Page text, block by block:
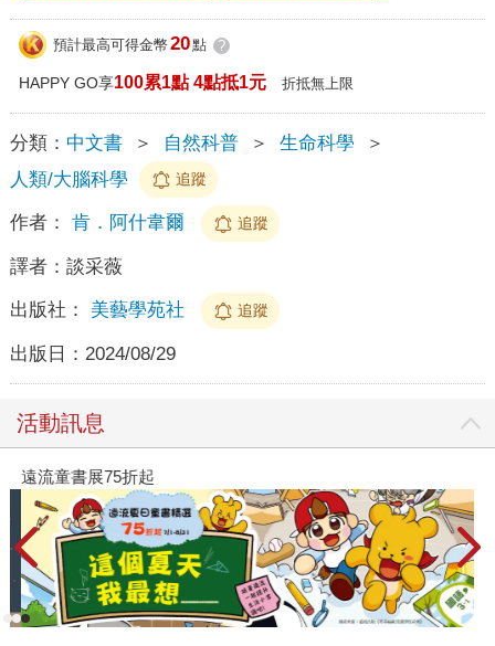
預計最高可得金幣 20點 ?
HAPPY GO享100累1點 4點抵1元 折抵無上限
分類： 中文書 ＞ 自然科普 ＞ 生命科學
＞
人類/大腦科學
追蹤
作者： 肯．阿什韋爾 追蹤
譯者： 談采薇
出版社： 美藝學苑社 追蹤
出版日： 2024/08/29
活動訊息
遠流童書展75折起